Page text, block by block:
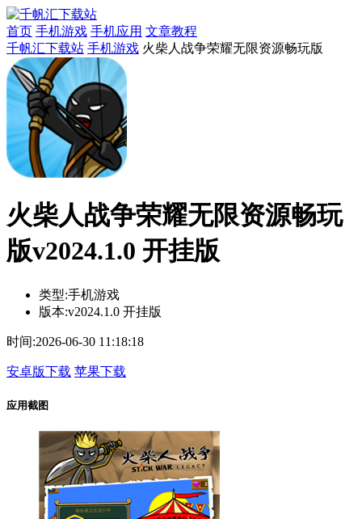
首页 手机游戏 手机应用 文章教程
千帆汇下载站 手机游戏 火柴人战争荣耀无限资源畅玩版
火柴人战争荣耀无限资源畅玩
版v2024.1.0 开挂版
类型:手机游戏
版本:v2024.1.0 开挂版
时间:2026-06-30 11:18:18
安卓版下载 苹果下载
应用截图